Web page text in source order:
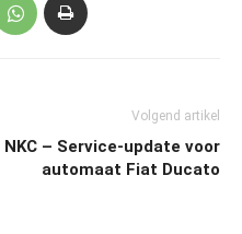
Volgend artikel
NKC – Service-update voor
automaat Fiat Ducato